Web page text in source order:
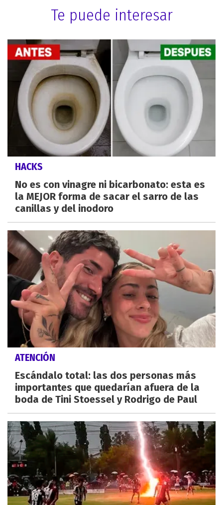
Te puede interesar
HACKS
No es con vinagre ni bicarbonato: esta es
la MEJOR forma de sacar el sarro de las
canillas y del inodoro
ATENCIÓN
Escándalo total: las dos personas más
importantes que quedarían afuera de la
boda de Tini Stoessel y Rodrigo de Paul